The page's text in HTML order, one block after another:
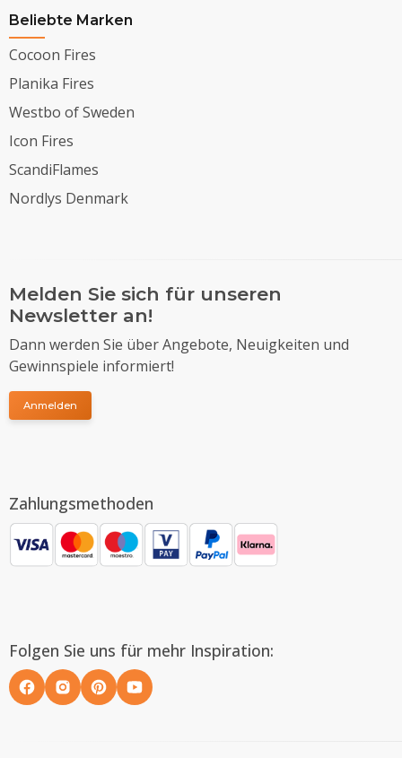
Beliebte Marken
Cocoon Fires
Planika Fires
Westbo of Sweden
Icon Fires
ScandiFlames
Nordlys Denmark
Melden Sie sich für unseren
Newsletter an!
Dann werden Sie über Angebote, Neuigkeiten und
Gewinnspiele informiert!
Anmelden
Zahlungsmethoden
Folgen Sie uns für mehr Inspiration: